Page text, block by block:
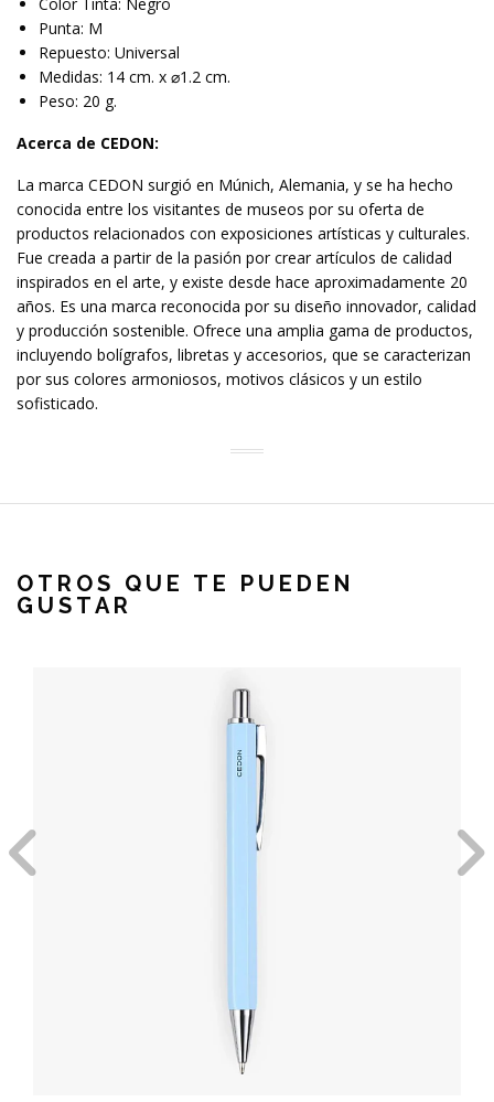
Punta: M
Repuesto: Universal
Medidas: 14 cm. x ⌀1.2 cm.
Peso: 20 g.
Acerca de CEDON:
La marca CEDON surgió en Múnich, Alemania, y se ha hecho
conocida entre los visitantes de museos por su oferta de
productos relacionados con exposiciones artísticas y culturales.
Fue creada a partir de la pasión por crear artículos de calidad
inspirados en el arte, y existe desde hace aproximadamente 20
años. Es una marca reconocida por su diseño innovador, calidad
y producción sostenible. Ofrece una amplia gama de productos,
incluyendo bolígrafos, libretas y accesorios, que se caracterizan
por sus colores armoniosos, motivos clásicos y un estilo
sofisticado.
OTROS QUE TE PUEDEN
GUSTAR